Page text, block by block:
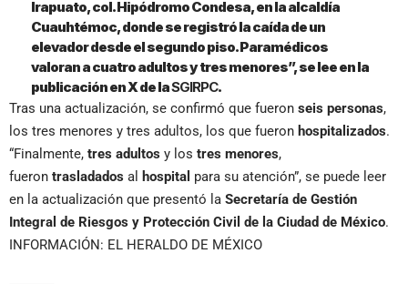
Irapuato, col. Hipódromo Condesa, en la alcaldía
Cuauhtémoc, donde se registró la caída de un
elevador desde el segundo piso. Paramédicos
valoran a cuatro adultos y tres menores”, se lee en la
publicación en X de laSGIRPC.
Tras una actualización, se confirmó que fueron seis personas,
los tres menores y tres adultos, los que fueron hospitalizados.
“Finalmente, tres adultos y los tres menores,
fueron trasladados al hospital para su atención”, se puede leer
en la actualización que presentó la Secretaría de Gestión
Integral de Riesgos y Protección Civil de la Ciudad de México.
INFORMACIÓN: EL HERALDO DE MÉXICO